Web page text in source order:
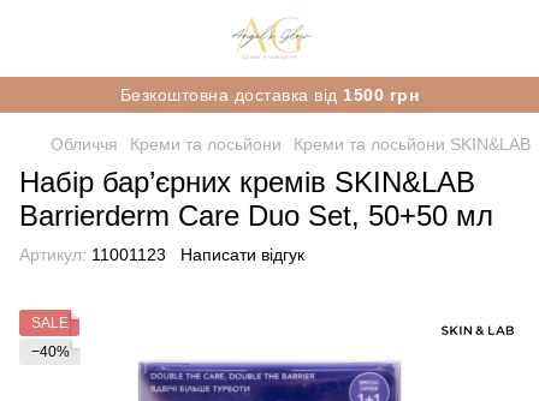
Безкоштовна доставка від 1500 грн
Обличчя Креми та лосьйони Креми та лосьйони SKIN&LAB
Набір бар’єрних кремів SKIN&LAB
Barrierderm Care Duo Set, 50+50 мл
Артикул: 11001123 Написати відгук
SALE
−40%